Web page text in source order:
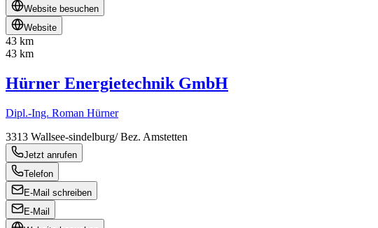
Website besuchen
Website
43 km
43 km
Hürner Energietechnik GmbH
Dipl.-Ing. Roman Hürner
3313 Wallsee-sindelburg/ Bez. Amstetten
Jetzt anrufen
Telefon
E-Mail schreiben
E-Mail